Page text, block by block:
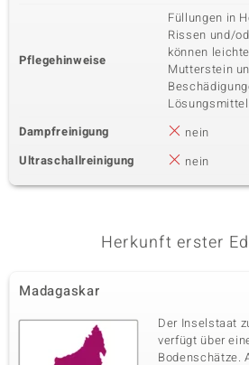
Pflegehinweise
Füllungen in
Rissen und/
können
Mutterstein
Lösungsmittel
Dampfreinigung
nein
Ultraschallreinigung
nein
Herkunft erster
Madagaskar
Der Inselstaat
verfügt über
Bodenschätze.